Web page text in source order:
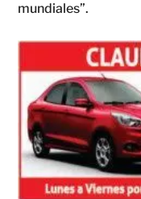
mundiales”.